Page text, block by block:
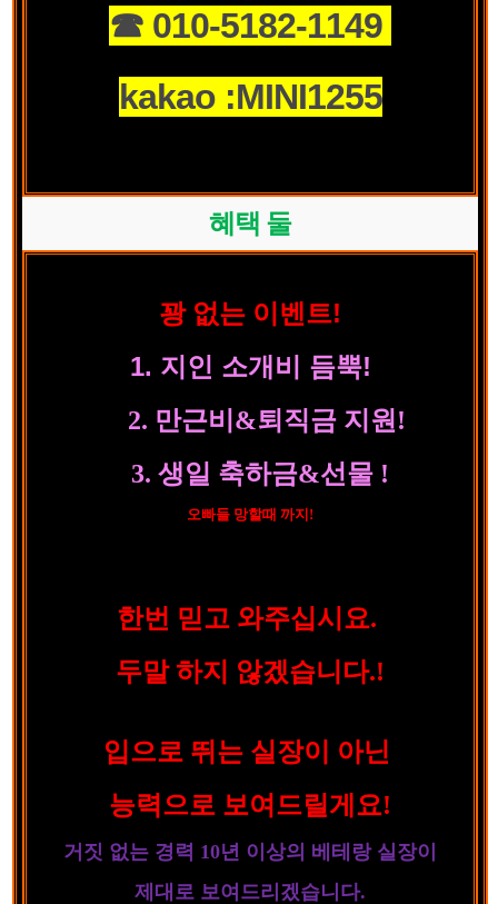
☎ 010-5182-1149
kakao :MINI1255
혜택 둘
꽝 없는 이벤트!
1. 지인 소개비 듬뿍!
2. 만근비&퇴직금 지원!
3. 생일 축하금&선물 !
오빠들 망할때 까지!
한번 믿고 와주십시요.
두말 하지 않겠습니다.!
입으로 뛰는 실장이 아닌
능력으로 보여드릴게요!
거짓 없는 경력 10년 이상의 베테랑 실장이
제대로 보여드리겠습니다.